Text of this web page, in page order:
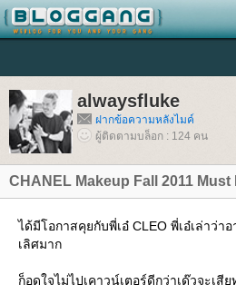
alwaysfluke
ฝากข้อความหลังไมค์
ผู้ติดตามบล็อก : 124 คน
CHANEL Makeup Fall 2011 Must
ได้มีโอกาสคุยกับพี่เอ๋ CLEO พี่เอ๋เล่าว่า
เลิศมาก
ก็อดใจไม่ไปเคาวน์เตอร์ดีกว่าเด๊วจะเสีย